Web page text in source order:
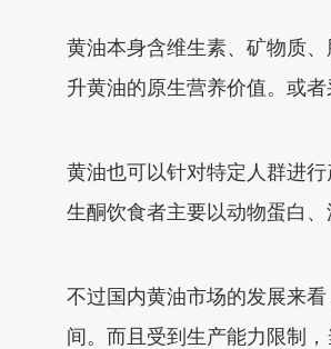
黄油本身含维生素、矿物质
升黄油的原生营养价值。或
黄油也可以针对特定人群进
生酮饮食者主要以动物蛋白
不过国内黄油市场的发展来
间。而且受到生产能力限制